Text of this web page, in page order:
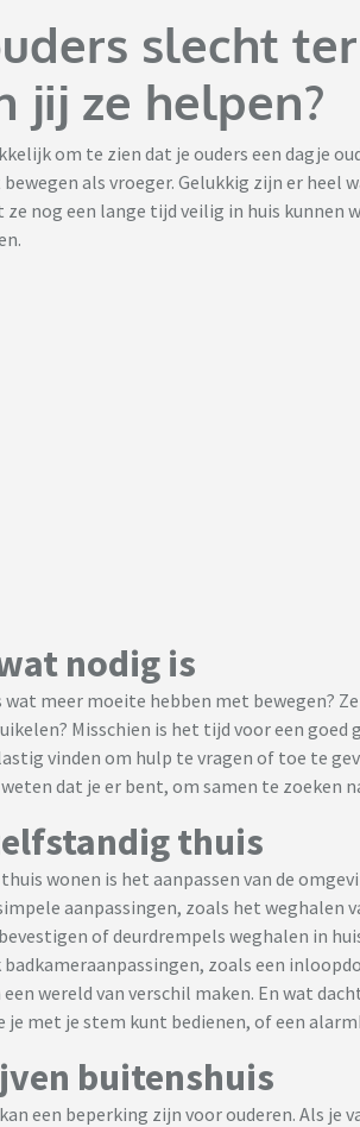
slecht
jij ze helpen?
om te zien dat je ouders een dagje
als vroeger. Gelukkig zijn er heel
nog een lange tijd veilig in huis kunnen
nodig is
wat meer moeite hebben met bewegen?
Misschien is het tijd voor een goed
vinden om hulp te vragen of toe te
dat je er bent, om samen te zoeken
thuis
wonen is het aanpassen van de
aanpassingen, zoals het weghalen
of deurdrempels weghalen in
zoals een
een wereld van verschil maken. En wat
je met je stem kunt bedienen, of een
buitenshuis
een beperking zijn voor ouderen. Als je